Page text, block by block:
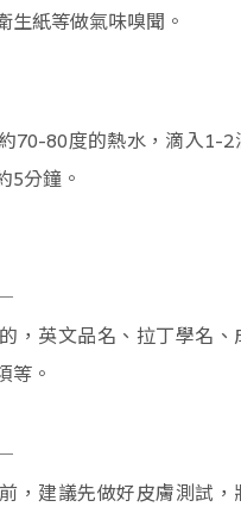
生紙等做氣味嗅聞。
70-80度的熱水，滴入1-2
5分鐘。
，英文品名、拉丁學名、
等。
，建議先做好皮膚測試，